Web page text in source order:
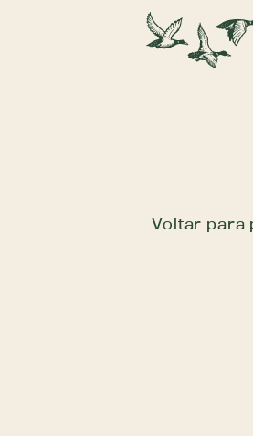
Voltar para